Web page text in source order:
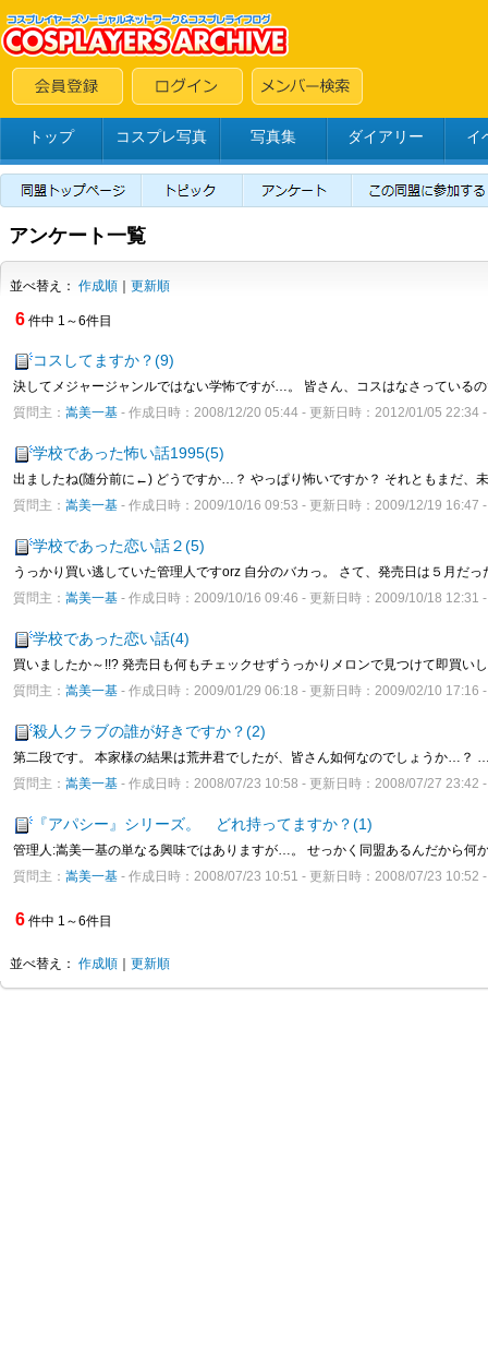
トップ コスプレ写真 写真集 ダイアリー イ
アンケート一覧
並べ替え： 作成順 更新順
6 件中 1～6件目
コスしてますか？(9)
決してメジャージャンルではない学怖ですが…。 皆さん、コスはなさっている
質問主： 嵩美一基 - 作成日時：2008/12/20 05:44 - 更新日時：2012/01/05 22:34
学校であった怖い話1995(5)
出ましたね(随分前に←) どうですか…？ やっぱり怖いですか？ それともまだ、
質問主： 嵩美一基 - 作成日時：2009/10/16 09:53 - 更新日時：2009/12/19 16:47
学校であった恋い話２(5)
うっかり買い逃していた管理人ですorz 自分のバカっ。 さて、発売日は５月だ
質問主： 嵩美一基 - 作成日時：2009/10/16 09:46 - 更新日時：2009/10/18 12:31
学校であった恋い話(4)
買いましたか～!!? 発売日も何もチェックせずうっかりメロンで見つけて即買い
質問主： 嵩美一基 - 作成日時：2009/01/29 06:18 - 更新日時：2009/02/10 17:16
殺人クラブの誰が好きですか？(2)
第二段です。 本家様の結果は荒井君でしたが、皆さん如何なのでしょうか…？
質問主： 嵩美一基 - 作成日時：2008/07/23 10:58 - 更新日時：2008/07/27 23:42
『アパシー』シリーズ。 どれ持ってますか？(1)
管理人:嵩美一基の単なる興味ではありますが…。 せっかく同盟あるんだから何
質問主： 嵩美一基 - 作成日時：2008/07/23 10:51 - 更新日時：2008/07/23 10:52
6 件中 1～6件目
並べ替え： 作成順 更新順